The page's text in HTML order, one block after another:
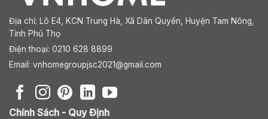
Địa chỉ: Lô E4, KCN Trung Hà, Xã Dân Quyền, Huyện Tam Nông,
Tỉnh Phú Thọ
Điện thoại: 0210 628 8899
Email: vnhomegroupjsc2021@gmail.com
Chính Sách - Quy Định